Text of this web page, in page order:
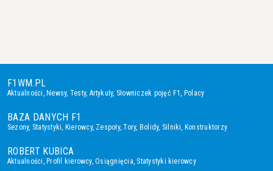
F1WM.PL
Aktualności, Newsy, Testy, Artykuły, Słowniczek pojęć F1, Polacy
BAZA DANYCH F1
Sezony, Statystyki, Kierowcy, Zespoły,Tory, Bolidy, Silniki, Konstruktorzy
ROBERT KUBICA
Aktualności, Profil kierowcy,Osiągnięcia, Statystyki kierowcy